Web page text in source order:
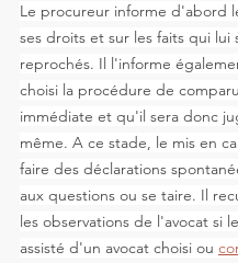
Le procureur informe d'abord
ses droits et sur les faits qui lui
reprochés. Il l'informe
choisi la procédure de
immédiate et qu'il sera donc
même. A ce stade, le mis en
faire des déclarations
aux questions ou se taire. Il
les observations de l'avocat si
assisté d'un avocat choisi ou